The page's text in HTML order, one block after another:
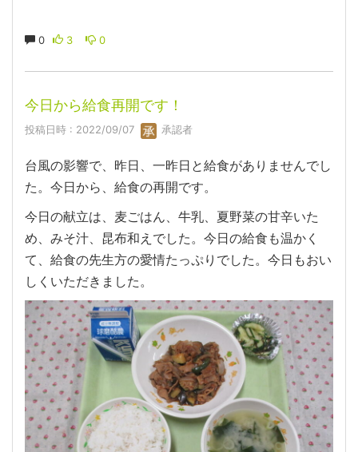
0 3 0
今日から給食再開です！
投稿日時 : 2022/09/07 承認者
台風の影響で、昨日、一昨日と給食がありませんでし
た。今日から、給食の再開です。
今日の献立は、麦ごはん、牛乳、夏野菜の甘辛いた
め、みそ汁、昆布和えでした。今日の給食も温かく
て、給食の先生方の愛情たっぷりでした。今日もおい
しくいただきました。